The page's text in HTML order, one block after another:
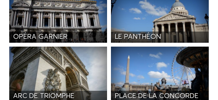
OPÉRA GARNIER LE PANTHÉON
ARC DE TRIOMPHE PLACE DE LA CONCORDE